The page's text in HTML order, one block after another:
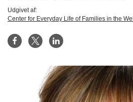
Udgivet af:
Center for Everyday Life of Families in the